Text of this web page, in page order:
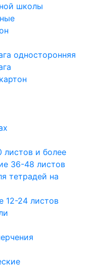
школы
односторонняя
и более
36-48 листов
тетрадей на
12-24 листов